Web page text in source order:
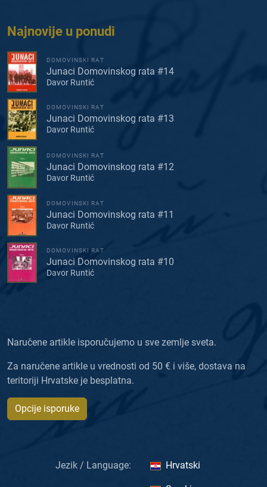
Najnovije u ponudi
DOMOVINSKI RAT
Junaci Domovinskog rata #14
Davor Runtić
DOMOVINSKI RAT
Junaci Domovinskog rata #13
Davor Runtić
DOMOVINSKI RAT
Junaci Domovinskog rata #12
Davor Runtić
DOMOVINSKI RAT
Junaci Domovinskog rata #11
Davor Runtić
DOMOVINSKI RAT
Junaci Domovinskog rata #10
Davor Runtić
Naručene artikle isporučujemo u sve zemlje sveta.
Za naručene artikle u vrednosti od 50 € i više, dostava na
teritoriji Hrvatske je besplatna.
Opcije isporuke
Jezik / Language: Hrvatski